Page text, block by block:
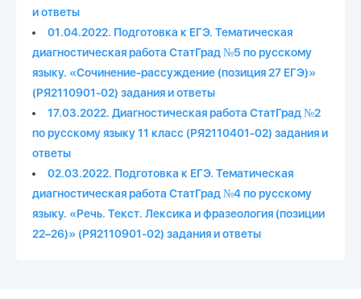
и ответы
01.04.2022. Подготовка к ЕГЭ. Тематическая
диагностическая работа СтатГрад №5 по русскому
языку. «Сочинение-рассуждение (позиция 27 ЕГЭ)»
(РЯ2110901-02) задания и ответы
17.03.2022. Диагностическая работа СтатГрад №2
по русскому языку 11 класс (РЯ2110401-02) задания и
ответы
02.03.2022. Подготовка к ЕГЭ. Тематическая
диагностическая работа СтатГрад №4 по русскому
языку. «Речь. Текст. Лексика и фразеология (позиции
22–26)» (РЯ2110901-02) задания и ответы